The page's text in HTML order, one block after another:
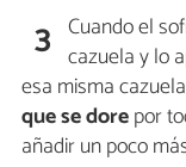
3 Cuando el
cazuela y lo
esa misma
que se dorepor
añadir un poco